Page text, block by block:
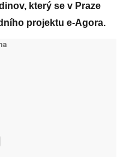
který se v Praze
projektu e-Agora.